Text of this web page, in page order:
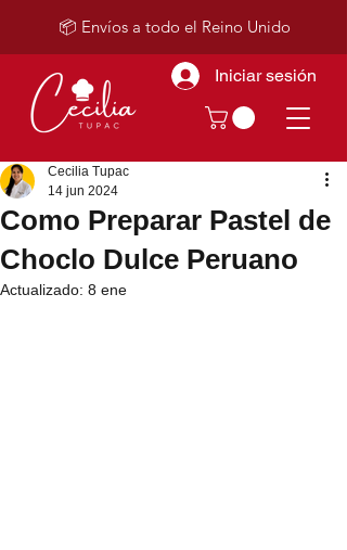
Iniciar sesión
📦 Envíos a todo el Reino Unido
Como Preparar Pastel de
Choclo Dulce Peruano
Cecilia Tupac
14 jun 2024
Actualizado: 8 ene